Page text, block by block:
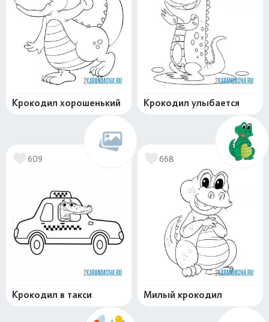
Крокодил хорошенький Крокодил улыбается
609
Крокодил в такси
668
Милый крокодил